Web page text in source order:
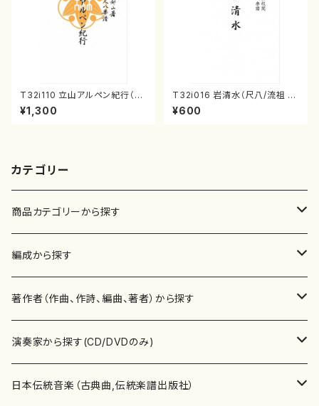
T32i110 立山アルペン紀行（尺
八/初代 石垣征山/尺八/都山式
譜）都山流公刊楽譜曲番:559
¥1,300
T32i016 岩清水（尺八/流祖 中
尾都山/楽譜）都山：15
¥600
カテゴリー
商品カテゴリーから探す
楽譜
書籍
書籍
テキストブック
CD・DVD
チケット
編成から探す
邦楽器
箏・琴（ソロ）
箏・琴（合奏）
合唱
混声合唱
歌・声
著作者（作曲、作詩、編曲、著者）から探す
あ行
青木省三(アオキ ショウゾウ)
か行
演奏家から探す(CD/DVDのみ)
邦楽（箏、三味線、尺八等）演奏家
日本伝統音楽（古典曲,伝統楽譜出版社）